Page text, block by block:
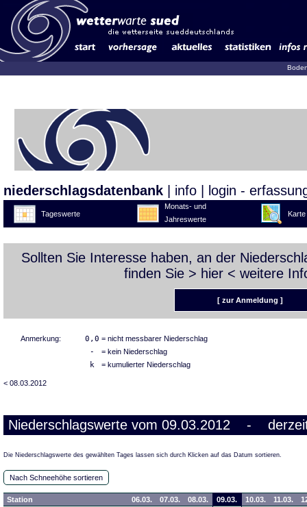
niederschlagsdatenbank info login -
Tageswerte
Monats- und
Jahreswerte
Karte
Sollten Sie Interesse haben, an der
finden Sie > hier < weitere
[ zur Anmeldung ]
Anmerkung: 0,0 = nicht messbarer Niederschlag
- = kein Niederschlag
k = kumulierter Niederschlag
< 08.03.2012
Niederschlagswerte vom 09.03.2012 -
Die Niederschlagswerte des gewählten Tages lassen sich durch Klicken auf das Datum sortieren.
Nach Schneehöhe sortieren
Station 06.03. 07.03. 08.03. 09.03. 10.03. 11.03.